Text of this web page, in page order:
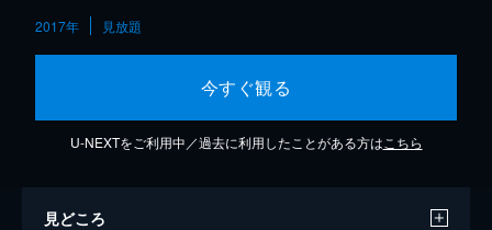
2017年 見放題
今すぐ観る
U-NEXTをご利用中／過去に利用したことがある方は こちら
見どころ